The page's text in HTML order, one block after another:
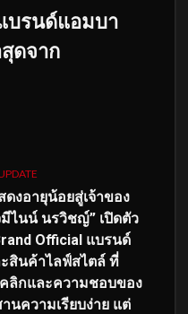
บรนด์แอมบา
ดจาก
งอายุน้อยสู่เจ้าของ
มีไนน์ นรวิชญ์” เปิดตัว
Official แบรนด์
ะสินค้าไลฟ์สไตล์ ที่
ลิกและความชอบของ
านความเรียบง่าย แต่